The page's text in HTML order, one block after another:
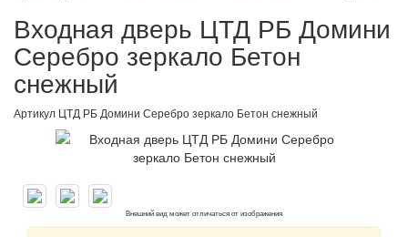
Входная дверь ЦТД РБ Домини
Серебро зеркало Бетон
снежный
Артикул ЦТД РБ Домини Серебро зеркало Бетон снежный
Внешний вид может отличаться от изображения